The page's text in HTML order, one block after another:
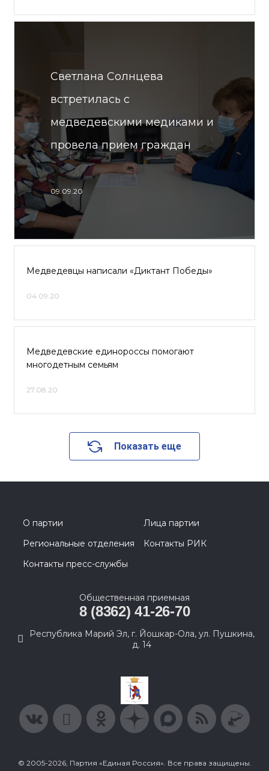
Светлана Солнцева
встретилась с
медведевскими медиками и
провела прием граждан
09.09.20
Медведевцы написали «Диктант Победы»
04.09.20
Медведевские единороссы помогают
многодетным семьям
27.08.20
Показать еще
О партии
Лица партии
Региональные отделения
Контакты РИК
Контакты пресс-службы
Общественная приемная
8 (8362) 41-26-70
Республика Марий Эл, г. Йошкар-Ола, ул. Пушкина,
д. 14
© 2005-2026, Партия «Единая Россия». Все права защищены.